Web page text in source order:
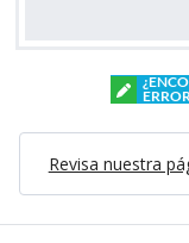
Revisa nuestra